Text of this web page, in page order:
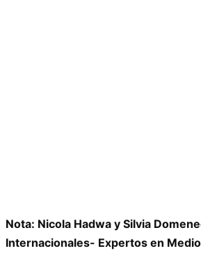
Nota: Nicola Hadwa y Silvia
Internacionales- Expertos en